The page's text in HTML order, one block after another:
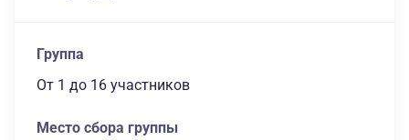
Группа
От 1 до 16 участников
Место сбора группы